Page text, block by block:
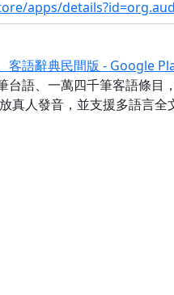
apps/
語辭典民間版 - Google
台語、一萬四千筆客語條目
真人發音，並支援多語言全